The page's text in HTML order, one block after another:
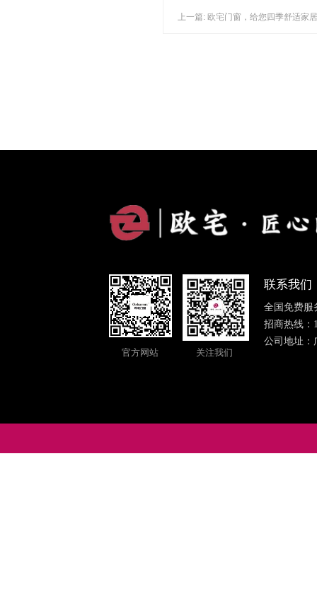
上一篇: 欧宅门窗，给您四季舒适家
联系我们
官方网站 关注我们
全国免费服
招商热线：
公司地址：